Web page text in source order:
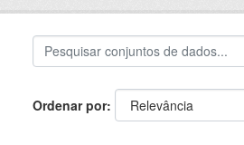
Ordenar por